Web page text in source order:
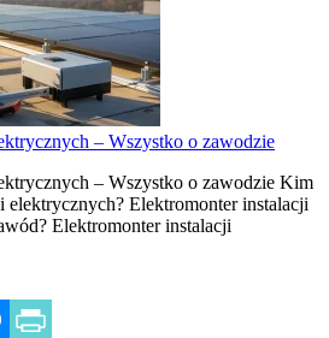
– Wszystko o zawodzie
– Wszystko o zawodzie Kim
elektrycznych? Elektromonter instalacji
Elektromonter instalacji